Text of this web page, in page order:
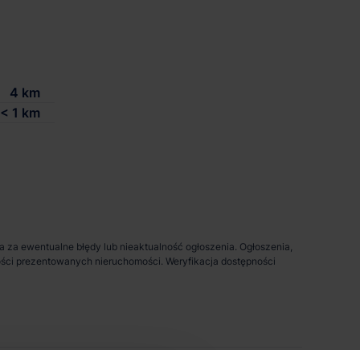
4 km
< 1 km
ewentualne błędy lub nieaktualność ogłoszenia. Ogłoszenia,
prezentowanych nieruchomości. Weryfikacja dostępności